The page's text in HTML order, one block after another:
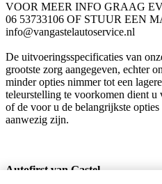
VOOR MEER INFO GRAAG
06 53733106 OF STUUR EEN
info@vangastelautoservice.nl
De uitvoeringsspecificaties van
grootste zorg aangegeven, echter
minder opties nimmer tot een
teleurstelling te voorkomen dient u
of de voor u de belangrijkste
aanwezig zijn.
Autofirst van Gastel